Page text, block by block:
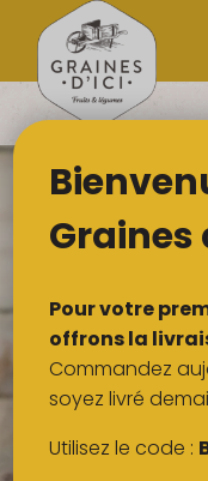
Graines
Pour votre
offrons la
Commandez
soyez livré
Utilisez le code :